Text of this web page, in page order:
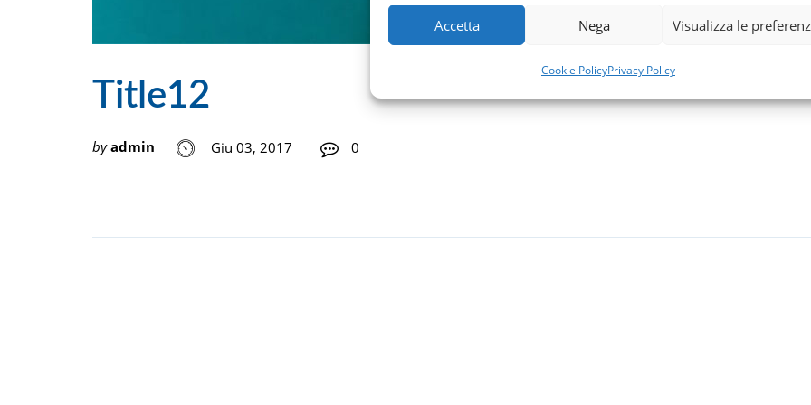
Accetta Nega Visualizza le
Cookie PolicyPrivacy Policy
Title12
by admin Giu 03, 2017 0